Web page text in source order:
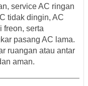
service AC ringan
tidak dingin, AC
freon, serta
pasang AC lama.
ruangan atau antar
aman.